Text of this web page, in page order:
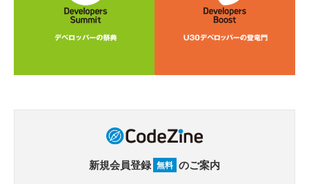
新規会員登録 無料 のご案内